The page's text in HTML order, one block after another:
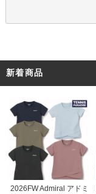
新着商品
2026FW Admiral アドミ